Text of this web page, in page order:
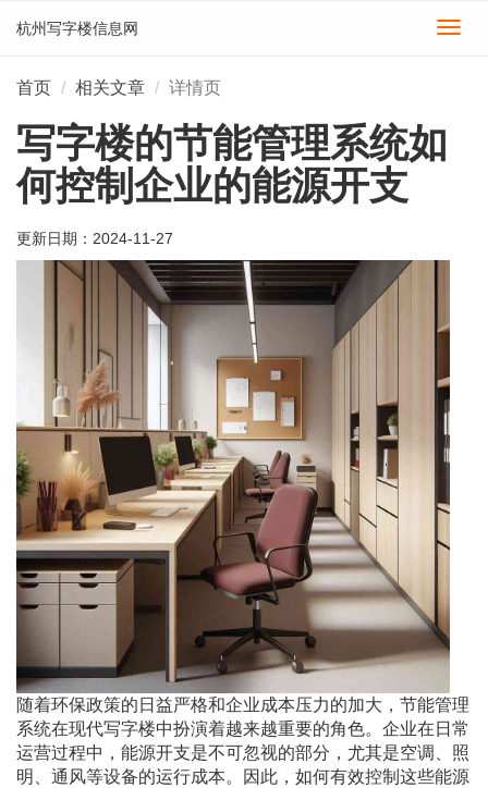
切
杭州写字楼信息网
首页 相关文章 详情页
写字楼的节能管理系统如
何控制企业的能源开支
更新日期： 2024-11-27
随着环保政策的日益严格和企业成本压力的加大，节能管理
系统在现代写字楼中扮演着越来越重要的角色。企业在日常
运营过程中，能源开支是不可忽视的部分，尤其是空调、照
明、通风等设备的运行成本。因此，如何有效控制这些能源